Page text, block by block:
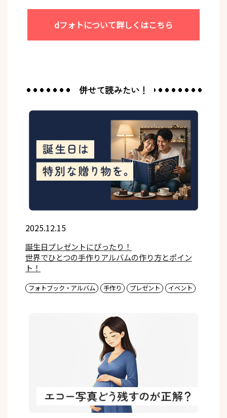
dフォトについて詳しくはこちら
併せて読みたい！
誕生日プレゼントにぴったり！
世界でひとつの手作りアルバムの作り方とポイン
ト！
2025.12.15
フォトブック・アルバム 手作り プレゼント イベント